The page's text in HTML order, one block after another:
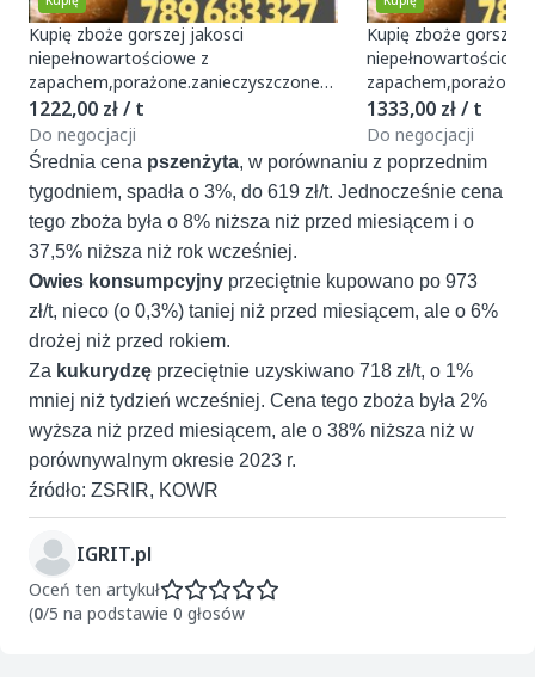
Kupię zboże gorszej jakosci
niepełnowartościowe z
zapachem,porażone.zanieczyszczone
Szybki odbiór gotówka po załadunku
1222,00 zł / t
Do negocjacji
Kupię zboże gorszej
Szybki odbiór
1333,00 zł / t
Do negocjacji
Średnia cena pszenżyta, w porównaniu z poprzednim
tygodniem, spadła o 3%, do 619 zł/t. Jednocześnie cena
tego zboża była o 8% niższa niż przed miesiącem i o
37,5% niższa niż rok wcześniej.
Owies konsumpcyjny przeciętnie kupowano po 973
zł/t, nieco (o 0,3%) taniej niż przed miesiącem, ale o 6%
drożej niż przed rokiem.
Za kukurydzę przeciętnie uzyskiwano 718 zł/t, o 1%
mniej niż tydzień wcześniej. Cena tego zboża była 2%
wyższa niż przed miesiącem, ale o 38% niższa niż w
porównywalnym okresie 2023 r.
źródło: ZSRIR, KOWR
IGRIT.pl
Oceń ten artykuł
(0/5 na podstawie 0 głosów